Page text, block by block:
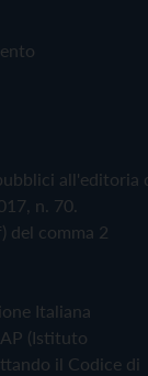
all'editoria
n. 70.
del comma 2
Italiana
(Istituto
il Codice di